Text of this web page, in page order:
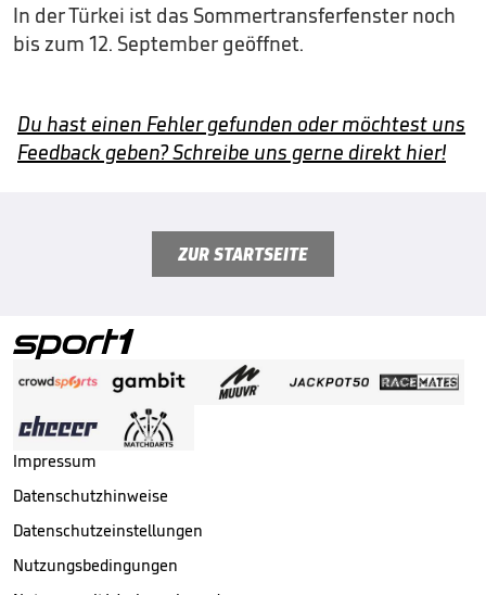
In der Türkei ist das Sommertransferfenster noch
bis zum 12. September geöffnet.
Du hast einen Fehler gefunden oder möchtest uns
Feedback geben? Schreibe uns gerne direkt hier!
ZUR STARTSEITE
Impressum
Datenschutzhinweise
Datenschutzeinstellungen
Nutzungsbedingungen